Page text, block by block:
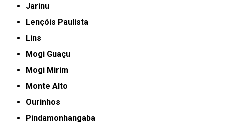
Jarinu
Lençóis Paulista
Lins
Mogi Guaçu
Mogi Mirim
Monte Alto
Ourinhos
Pindamonhangaba